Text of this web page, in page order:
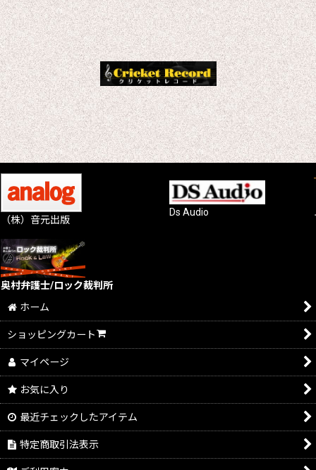
（株）音元出版
Ds Audio
奥村弁護士/ロック裁判所
ホーム
ショッピングカート
マイページ
お気に入り
最近チェックしたアイテム
特定商取引法表示